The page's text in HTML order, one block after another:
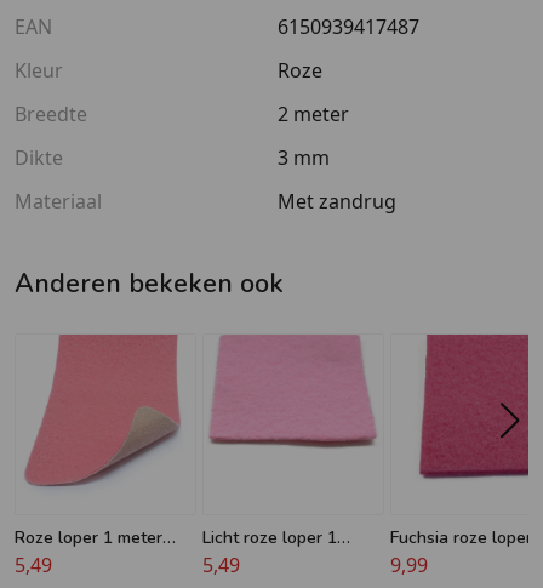
EAN
6150939417487
Kleur
Roze
Breedte
2 meter
Dikte
3 mm
Materiaal
Met zandrug
Anderen bekeken ook
Roze loper 1 meter
breed met verstevigde
5,49
Licht roze loper 1
meter breed met
5,49
Fuchsia roze loper
meter breed
9,99